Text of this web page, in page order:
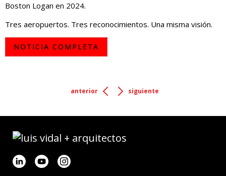
Boston Logan en 2024.
Tres aeropuertos. Tres reconocimientos. Una misma visión.
NOTICIA COMPLETA
anterior siguiente